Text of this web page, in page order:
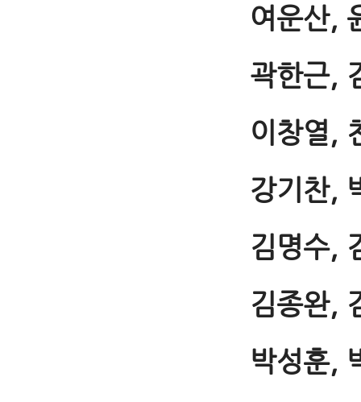
여운산,
곽한근,
이창열,
강기찬,
김명수,
김종완,
박성훈,